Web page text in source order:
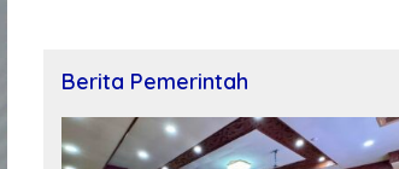
Berita Pemerintah